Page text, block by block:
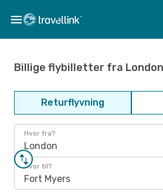
Billige flybilletter fra
Returflyvning
Hvor fra?
London
Hvor til?
Fort Myers